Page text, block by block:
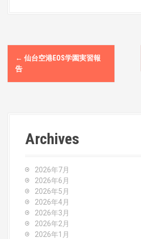
P
o
← 仙台空港EOS学園実習報
告
Archives
2026年7月
2026年6月
2026年5月
2026年4月
2026年3月
2026年2月
2026年1月